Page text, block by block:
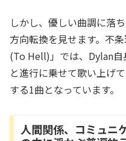
しかし、優しい曲調に落
方向転換を見せます。不
(To Hell)」では、Dylan自
と進行に乗せて歌い上げ
する1曲となっています。
人間関係、コミュニ